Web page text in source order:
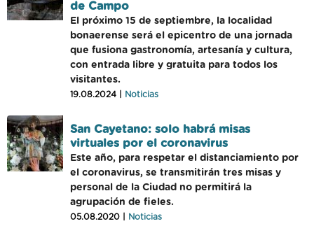
de Campo
El próximo 15 de septiembre, la localidad
bonaerense será el epicentro de una jornada
que fusiona gastronomía, artesanía y cultura,
con entrada libre y gratuita para todos los
visitantes.
19.08.2024 | Noticias
San Cayetano: solo habrá misas
virtuales por el coronavirus
Este año, para respetar el distanciamiento por
el coronavirus, se transmitirán tres misas y
personal de la Ciudad no permitirá la
agrupación de fieles.
05.08.2020 | Noticias